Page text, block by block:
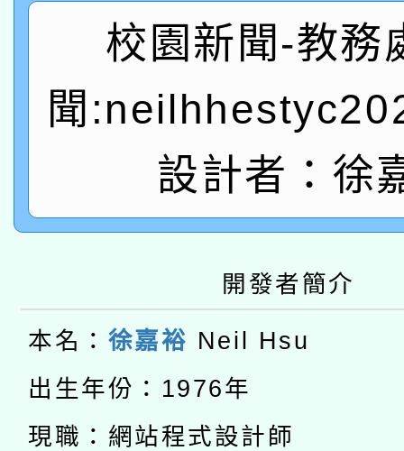
礎課程
A3數位素養講師名單
「數位內容與教學軟
pilot」
有關大陸委員會函釋公
薪期間赴陸應申請許可
轉知經濟部水利署委託
業技術研究院辦理「
動」
115年8月22日(星期六
開 智慧啟航」
2026年桃園地景藝術
本校115學年度第2次
招甄選結果公告(無人
招)
適應運動共學行動站研
本館辦理115年度閱讀
暨閱讀推動專業研習
科技賦能─人工智慧
校園新聞-教務
聞
設計者：徐
開發者簡介
本名： 徐嘉裕 Neil Hsu
出生年份：1976年
現職：網站程式設計師